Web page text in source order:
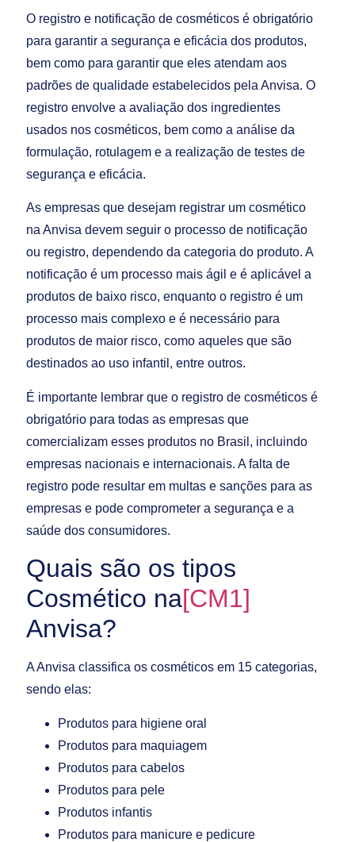
O registro e notificação de cosméticos é obrigatório
para garantir a segurança e eficácia dos produtos,
bem como para garantir que eles atendam aos
padrões de qualidade estabelecidos pela Anvisa. O
registro envolve a avaliação dos ingredientes
usados nos cosméticos, bem como a análise da
formulação, rotulagem e a realização de testes de
segurança e eficácia.
As empresas que desejam registrar um cosmético
na Anvisa devem seguir o processo de notificação
ou registro, dependendo da categoria do produto. A
notificação é um processo mais ágil e é aplicável a
produtos de baixo risco, enquanto o registro é um
processo mais complexo e é necessário para
produtos de maior risco, como aqueles que são
destinados ao uso infantil, entre outros.
É importante lembrar que o registro de cosméticos é
obrigatório para todas as empresas que
comercializam esses produtos no Brasil, incluindo
empresas nacionais e internacionais. A falta de
registro pode resultar em multas e sanções para as
empresas e pode comprometer a segurança e a
saúde dos consumidores.
Quais são os tipos
Cosmético na[CM1]
Anvisa?
A Anvisa classifica os cosméticos em 15 categorias,
sendo elas:
Produtos para higiene oral
Produtos para maquiagem
Produtos para cabelos
Produtos para pele
Produtos infantis
Produtos para manicure e pedicure